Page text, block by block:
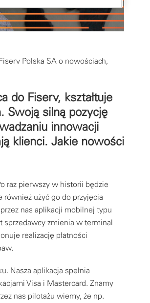
Polska SA o nowościach,
do Fiserv, kształtuje
Swoją silną pozycję
innowacji
klienci. Jakie nowości
raz pierwszy w historii będzie
również użyć go do przyjęcia
nas aplikacji mobilnej typu
sprzedawcy zmienia w terminal
realizację płatności
Nasza aplikacja spełnia
Visa i Mastercard. Znamy
nas pilotażu wiemy, że np.